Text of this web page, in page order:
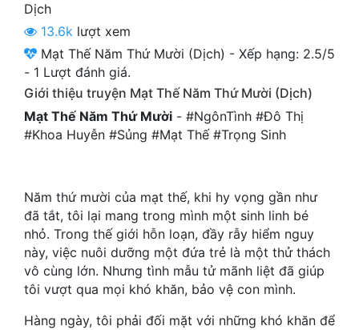
Cổ Đại
Du Hí
Dị Giới
Góc Nhìn Nam
Góc Nhìn Nữ
Huyền Huyễn
Dịch
13.6k lượt xem
Mạt Thế Năm Thứ Mười (Dịch) - Xếp hạng: 2.5/5
- 1 Lượt đánh giá.
Giới thiệu truyện Mạt Thế Năm Thứ Mười (Dịch)
Mạt Thế Năm Thứ Mười - #NgônTình #Đô Thị
#Khoa Huyễn #Sủng #Mạt Thế #Trọng Sinh
Năm thứ mười của mạt thế, khi hy vọng gần như
đã tắt, tôi lại mang trong mình một sinh linh bé
nhỏ. Trong thế giới hỗn loạn, đầy rẫy hiểm nguy
này, việc nuôi dưỡng một đứa trẻ là một thử thách
vô cùng lớn. Nhưng tình mẫu tử mãnh liệt đã giúp
tôi vượt qua mọi khó khăn, bảo vệ con mình.
Hàng ngày, tôi phải đối mặt với những khó khăn để